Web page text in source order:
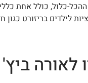
כלול, כולל אחת
לילדים בריזורט
לאורה